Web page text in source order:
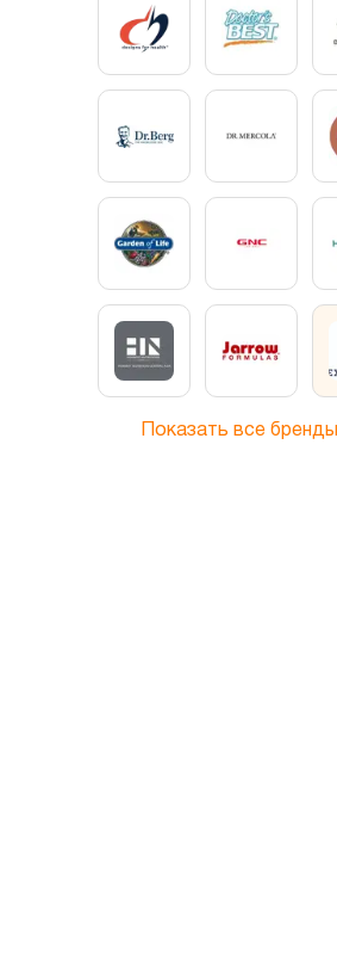
Показать все бренды